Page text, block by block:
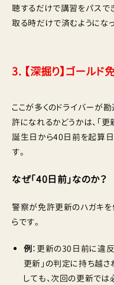
聴するだけで講習をパスで
取る時だけで済むようになっ
3. 【深掘り】ゴール
ここが多くのドライバーが
許になれるかどうかは、「更
誕生日から40日前を起算日
す。
なぜ「40日前」なのか？
警察が免許更新のハガキ
らです。
例：更新の30日前に違
更新」の判定に持ち越さ
しても、次回の更新では